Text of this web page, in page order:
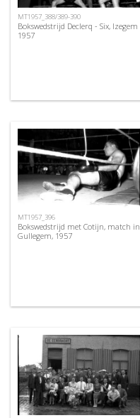
MT1957_388/389-390
Bokswedstrijd Declerq - Six, Izegem
1957
MT1957_396
Bokswedstrijd met Cotijn, match in
Gullegem, 1957